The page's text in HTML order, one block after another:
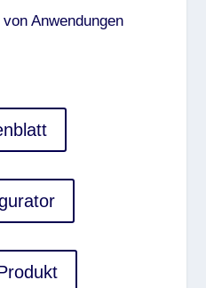
Anwendungen